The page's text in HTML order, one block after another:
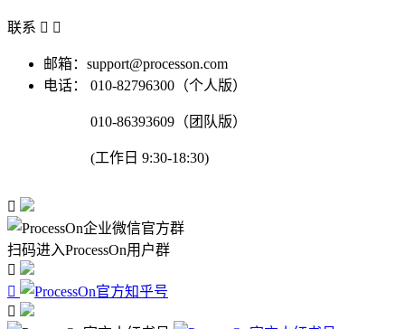
联系  
邮箱：support@processon.com
电话：
010-82796300（个人版）
010-86393609（团队版）
(工作日 9:30-18:30)

扫码进入ProcessOn用户群


